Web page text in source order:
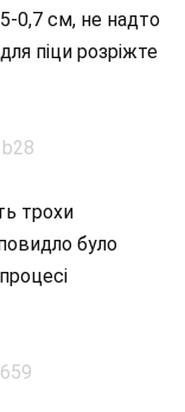
0,7 см, не надто
піци розріжте
трохи
було